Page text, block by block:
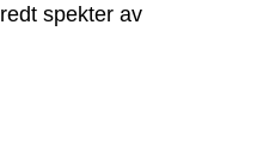
spekter av